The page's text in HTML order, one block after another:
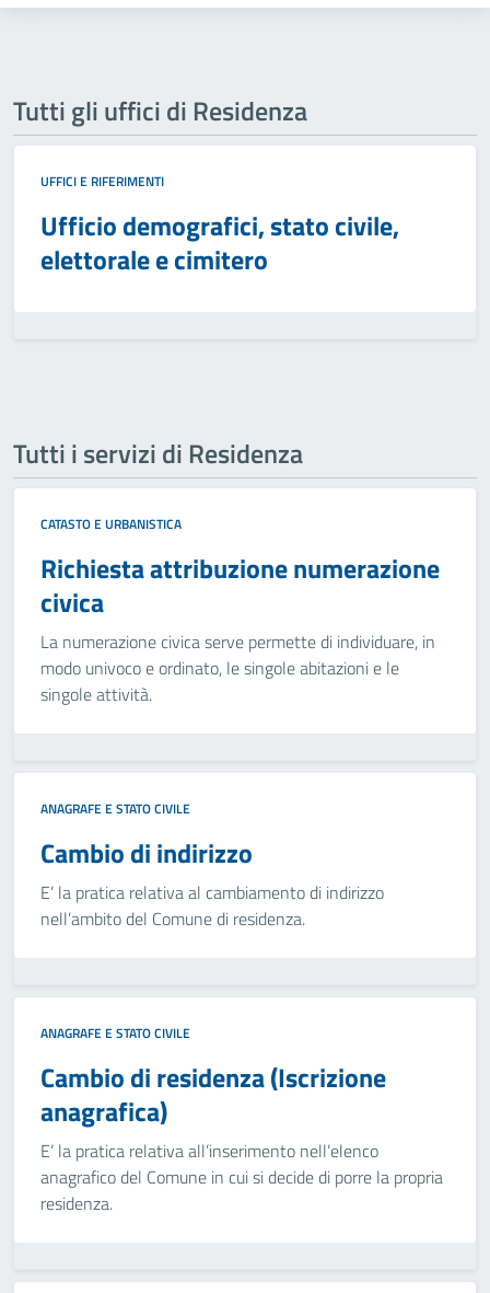
Tutti gli uffici di Residenza
UFFICI E RIFERIMENTI
Ufficio demografici, stato civile,
elettorale e cimitero
Tutti i servizi di Residenza
CATASTO E URBANISTICA
Richiesta attribuzione numerazione
civica
La numerazione civica serve permette di individuare, in
modo univoco e ordinato, le singole abitazioni e le
singole attività.
ANAGRAFE E STATO CIVILE
Cambio di indirizzo
E’ la pratica relativa al cambiamento di indirizzo
nell’ambito del Comune di residenza.
ANAGRAFE E STATO CIVILE
Cambio di residenza (Iscrizione
anagrafica)
E’ la pratica relativa all’inserimento nell’elenco
anagrafico del Comune in cui si decide di porre la propria
residenza.